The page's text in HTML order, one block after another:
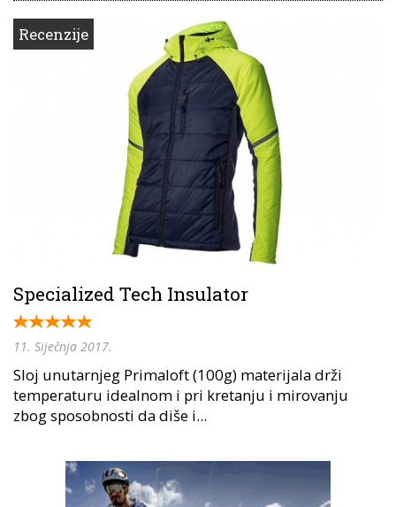
Recenzije
Specialized Tech Insulator
11. Siječnja 2017.
Sloj unutarnjeg Primaloft (100g) materijala drži
temperaturu idealnom i pri kretanju i mirovanju
zbog sposobnosti da diše i...